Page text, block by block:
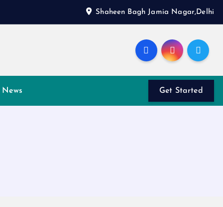
Shaheen Bagh Jamia Nagar,Delhi
News Get Started